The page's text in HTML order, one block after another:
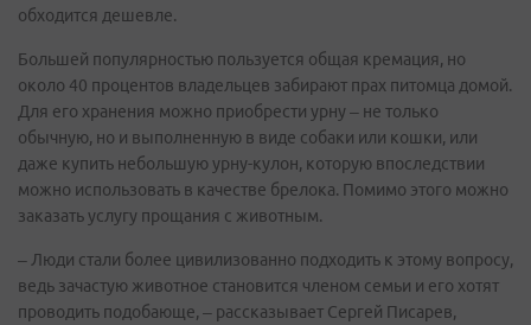
обходится дешевле.
Большей популярностью пользуется общая кремация, но
около 40 процентов владельцев забирают прах питомца домой.
Для его хранения можно приобрести урну – не только
обычную, но и выполненную в виде собаки или кошки, или
даже купить небольшую урну-кулон, которую впоследствии
можно использовать в качестве брелока. Помимо этого можно
заказать услугу прощания с животным.
– Люди стали более цивилизованно подходить к этому вопросу,
ведь зачастую животное становится членом семьи и его хотят
проводить подобающе, – рассказывает Сергей Писарев,